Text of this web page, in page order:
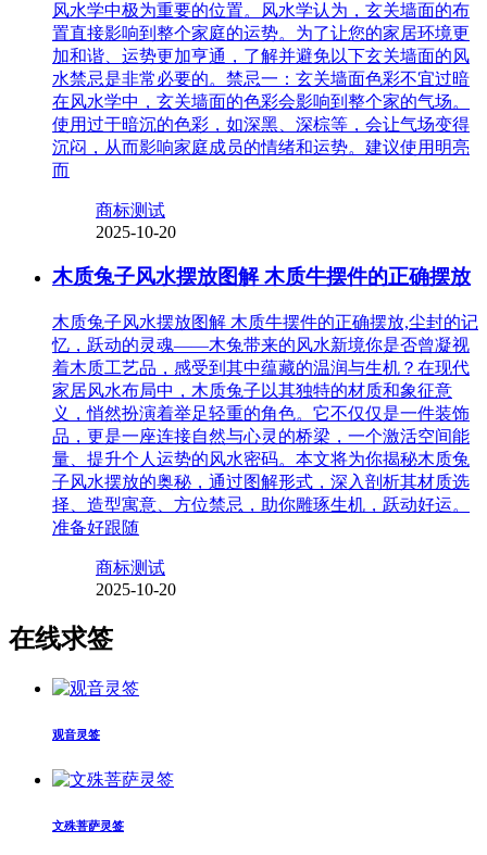
风水学中极为重要的位置。风水学认为，玄关墙面的布
置直接影响到整个家庭的运势。为了让您的家居环境更
加和谐、运势更加亨通，了解并避免以下玄关墙面的风
水禁忌是非常必要的。禁忌一：玄关墙面色彩不宜过暗
在风水学中，玄关墙面的色彩会影响到整个家的气场。
使用过于暗沉的色彩，如深黑、深棕等，会让气场变得
沉闷，从而影响家庭成员的情绪和运势。建议使用明亮
而
商标测试
2025-10-20
木质兔子风水摆放图解 木质牛摆件的正确摆放
木质兔子风水摆放图解 木质牛摆件的正确摆放,尘封的记
忆，跃动的灵魂——木兔带来的风水新境你是否曾凝视
着木质工艺品，感受到其中蕴藏的温润与生机？在现代
家居风水布局中，木质兔子以其独特的材质和象征意
义，悄然扮演着举足轻重的角色。它不仅仅是一件装饰
品，更是一座连接自然与心灵的桥梁，一个激活空间能
量、提升个人运势的风水密码。本文将为你揭秘木质兔
子风水摆放的奥秘，通过图解形式，深入剖析其材质选
择、造型寓意、方位禁忌，助你雕琢生机，跃动好运。
准备好跟随
商标测试
2025-10-20
在线求签
观音灵签
文殊菩萨灵签